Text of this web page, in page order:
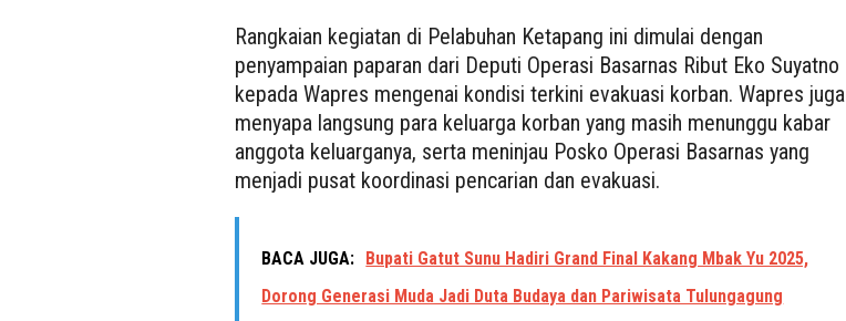
Rangkaian kegiatan di Pelabuhan Ketapang ini dimulai dengan
penyampaian paparan dari Deputi Operasi Basarnas Ribut Eko Suyatno
kepada Wapres mengenai kondisi terkini evakuasi korban. Wapres juga
menyapa langsung para keluarga korban yang masih menunggu kabar
anggota keluarganya, serta meninjau Posko Operasi Basarnas yang
menjadi pusat koordinasi pencarian dan evakuasi.
BACA JUGA:
Bupati Gatut Sunu Hadiri Grand Final Kakang Mbak Yu 2025,
Dorong Generasi Muda Jadi Duta Budaya dan Pariwisata Tulungagung